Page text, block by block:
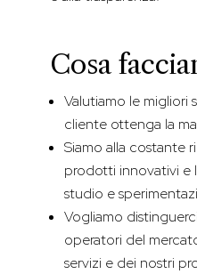
Cosa
Valutiamo le migliori
cliente ottenga la
Siamo alla costante
prodotti innovativi e
studio e
Vogliamo
operatori del
servizi e dei nostri